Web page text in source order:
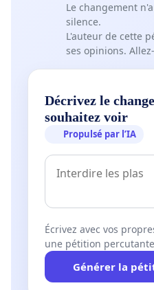
Le changement
silence.
L'auteur de cette
ses opinions.
Décrivez le
souhaitez voir
Propulsé par l’IA
Écrivez avec vos
une pétition
Générer la